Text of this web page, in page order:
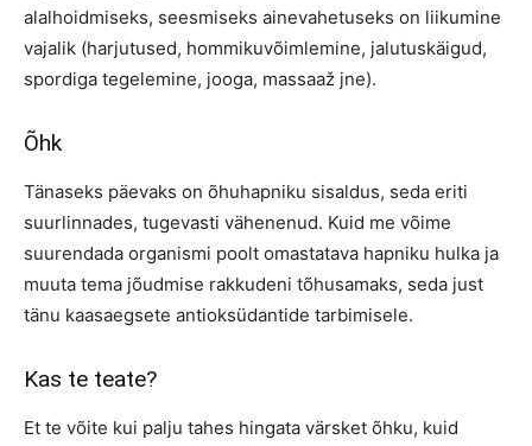
alalhoidmiseks, seesmiseks ainevahetuseks on liikumine
vajalik (harjutused, hommikuvõimlemine, jalutuskäigud,
spordiga tegelemine, jooga, massaaž jne).
Õhk
Tänaseks päevaks on õhuhapniku sisaldus, seda eriti
suurlinnades, tugevasti vähenenud. Kuid me võime
suurendada organismi poolt omastatava hapniku hulka ja
muuta tema jõudmise rakkudeni tõhusamaks, seda just
tänu kaasaegsete antioksüdantide tarbimisele.
Kas te teate?
Et te võite kui palju tahes hingata värsket õhku, kuid